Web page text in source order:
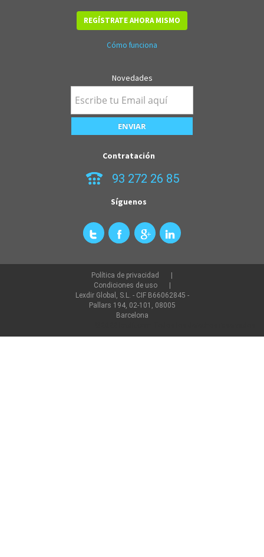
REGÍSTRATE AHORA MISMO
Cómo funciona
Novedades
Contratación
93 272 26 85
Síguenos
Política de privacidad
Condiciones de uso
Lexdir Global, S.L. - CIF B66062845 -
Pallars 194, 02-101, 08005
Barcelona